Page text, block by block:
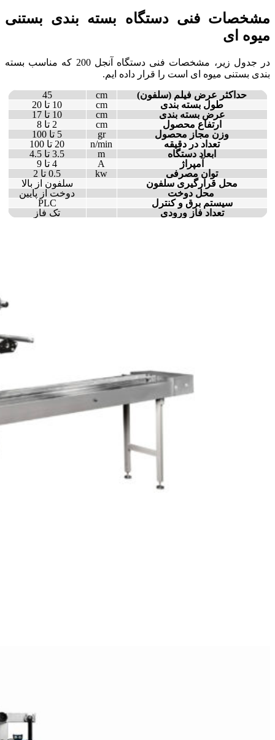
مشخصات فنی دستگاه بسته بندی بستنی
میوه ای
در جدول زیر، مشخصات فنی دستگاه آنجل 200 که مناسب بسته
بندی بستنی میوه ای است را قرار داده ایم.
حداکثر عرض فیلم (سلفون)
cm
45
طول بسته بندی
cm
10 تا 20
عرض بسته بندی
cm
10 تا 17
ارتفاع محصول
cm
2 تا 8
وزن مجاز محصول
gr
5 تا 100
تعداد در دقیقه
n/min
20 تا 100
ابعاد دستگاه
m
3.5 تا 4.5
آمپراژ
A
4 تا 9
توان مصرفی
kw
0.5 تا 2
محل قرارگیری سلفون
سلفون از بالا
محل دوخت
دوخت از پایین
سیستم برق و کنترل
PLC
تعداد فاز ورودی
تک فاز